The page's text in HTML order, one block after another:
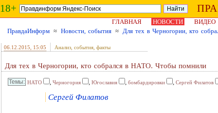
18+
ГЛАВНАЯ НОВОСТИ
ВИДЕО
ПравдаИнформ ≈ Новости, события ≈ Для тех в Черногории, кто
06.12.2015 , 15:05 Анализ, события, факты
Для тех в Черногории, кто собрался в НАТО. Чтобы помнили
НАТО , Черногория , Югославия , бомбардировки , Сергей Филатов
Сергей Филатов